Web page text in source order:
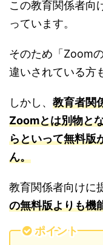
この教育関係者向
っています。
そのため「Zoom
違いされている方
しかし、 教育者関
Zoomとは別物と
らといって無料版
ん。
教育関係者向けに
の無料版よりも機
ポイント